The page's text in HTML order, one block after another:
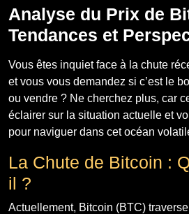
Analyse du Prix de
Tendances et
Vous êtes inquiet face à la chute
et vous vous demandez si c’est le
ou vendre ? Ne cherchez plus, car
éclairer sur la situation actuelle et
pour naviguer dans cet océan
La Chute de Bitcoin :
il ?
Actuellement, Bitcoin (BTC)